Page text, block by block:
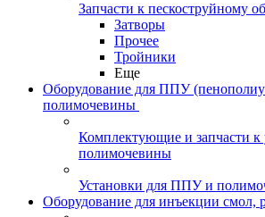
Запчасти к пескоструйному
Затворы
Прочее
Тройники
Еще
Оборудование для ППУ
полимочевины
Комплектующие и запчасти
полимочевины
Установки для ППУ и
Оборудование для инъекции смол,